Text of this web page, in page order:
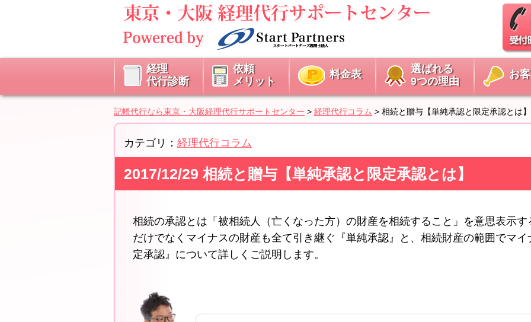
経理
代行診断
依頼
メリット
料金表
選ばれる
9つの理由
お
記帳代行なら東京・大阪経理代行サポートセンター > 経理代行コラム > 相続と贈与【単純承認と限定承認とは】
カテゴリ： 経理代行コラム
2017/12/29 相続と贈与【単純承認と限定承認とは】
相続の承認とは「被相続人（亡くなった方）の財産を相続すること」を意思表示
だけでなくマイナスの財産も全て引き継ぐ『単純承認』と、相続財産の範囲でマ
定承認』について詳しくご説明します。